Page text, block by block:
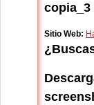
copia_3
Sitio Web: